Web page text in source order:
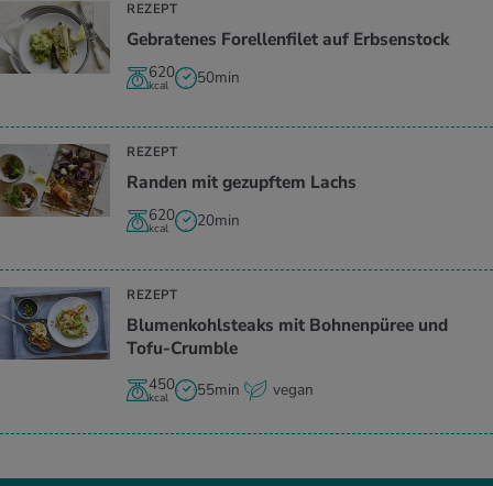
REZEPT
Gebratenes Forellenfilet auf Erbsenstock
620
kcal 50min
REZEPT
Randen mit gezupftem Lachs
620
kcal 20min
REZEPT
Blumenkohlsteaks mit Bohnenpüree und
Tofu-Crumble
450
kcal 55min vegan